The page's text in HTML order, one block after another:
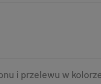
i przelewu w